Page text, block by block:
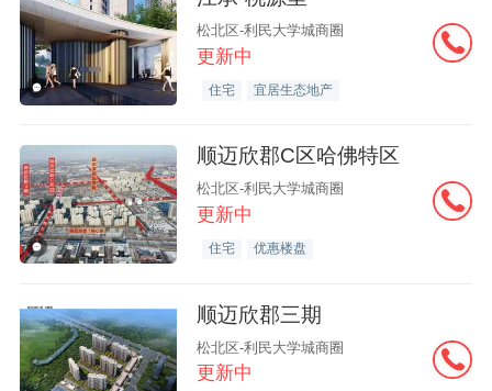
松北区-利民大学城商圈
更新中
住宅 宜居生态地产
顺迈欣郡C区哈佛特区
松北区-利民大学城商圈
更新中
住宅 优惠楼盘
顺迈欣郡三期
松北区-利民大学城商圈
更新中